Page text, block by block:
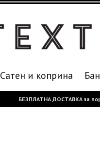
Сатен и коприна
БЕЗПЛАТНА ДОСТАВКА за